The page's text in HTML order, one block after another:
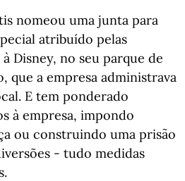
nomeou uma junta para
atribuído pelas
Disney, no seu parque de
que a empresa administrava
E tem ponderado
à empresa, impondo
ou construindo uma prisão
- tudo medidas